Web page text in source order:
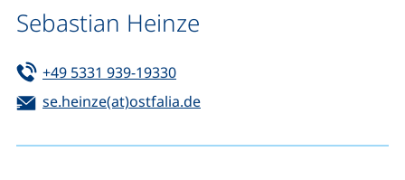
Sebastian Heinze
Tel:
+49 5331 939-19330(startet einen Telefonanruf,
E-Mail:
se.heinze(at)ostfalia.de(öffnet Ihr E-Mail-Programm)